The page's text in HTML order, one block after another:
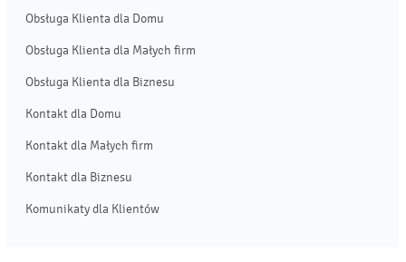
Obsługa Klienta dla Domu
Obsługa Klienta dla Małych firm
Obsługa Klienta dla Biznesu
Kontakt dla Domu
Kontakt dla Małych firm
Kontakt dla Biznesu
Komunikaty dla Klientów